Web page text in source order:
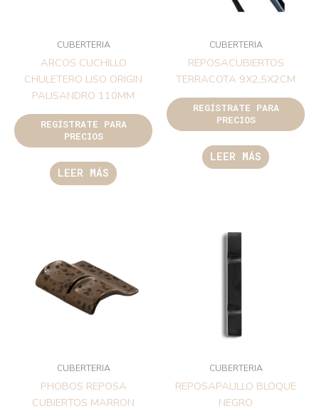
CUBERTERIA
ARCOS CUCHILLO
CHULETERO LISO ORIGIN
PALISANDRO 110MM
REGÍSTRATE PARA
PRECIOS
LEER MÁS
CUBERTERIA
REPOSACUBIERTOS
TERRACOTA 9X2,5X2CM
REGÍSTRATE PARA
PRECIOS
LEER MÁS
CUBERTERIA
PHOBOS REPOSA
CUBIERTOS MARRON
CUBERTERIA
REPOSAPALILLO BLOQUE
NEGRO